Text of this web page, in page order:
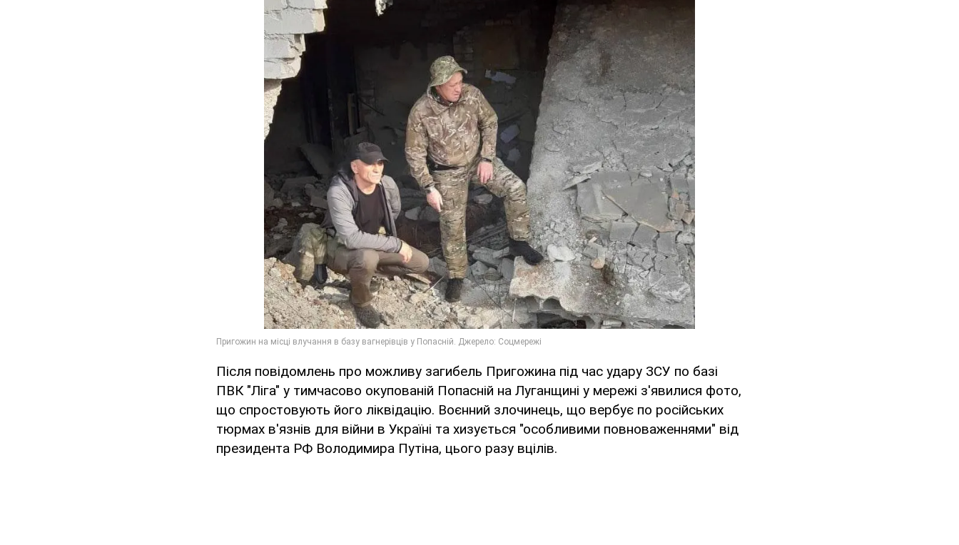
Після повідомлень про можливу загибель Пригожина під час удару ЗСУ по базі
ПВК "Ліга" у тимчасово окупованій Попасній на Луганщині у мережі з'явилися фото,
що спростовують його ліквідацію. Воєнний злочинець, що вербує по російських
тюрмах в'язнів для війни в Україні та хизується "особливими повноваженнями" від
президента РФ Володимира Путіна, цього разу вцілів.